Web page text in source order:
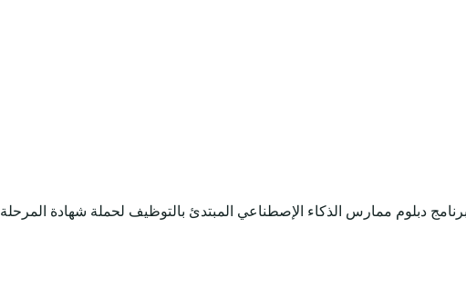
دبلوم ممارس الذكاء الإصطناعي المبتدئ بالتوظيف لحملة شهادة المرحلة